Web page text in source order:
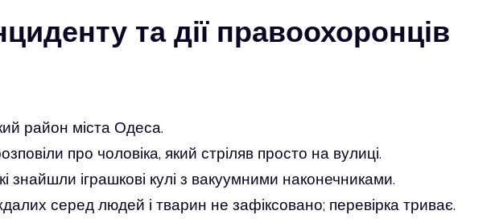
та дії правоохоронців
район міста Одеса.
про чоловіка, який стріляв просто на вулиці.
знайшли іграшкові кулі з вакуумними наконечниками.
серед людей і тварин не зафіксовано; перевірка триває.